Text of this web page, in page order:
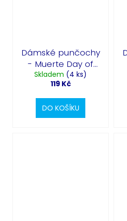
Dámské punčochy
- Muerte Day of
the Dead
Skladem (4 ks)
119 Kč
DO KOŠÍKU